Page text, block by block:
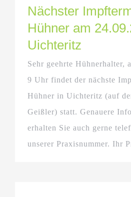
Nächster
Hühner am
Uichteritz
Sehr geehrte Hühnerhalter,
9 Uhr findet der nächste
Hühner in Uichteritz (auf
Geißler) statt. Genauere
erhalten Sie auch gerne
unserer Praxisnummer. Ihr